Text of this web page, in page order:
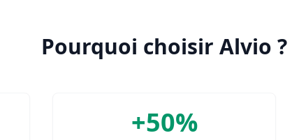
Pourquoi choisir Alvio ?
+50%